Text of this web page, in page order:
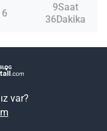
9Saat
36Dakika
var?